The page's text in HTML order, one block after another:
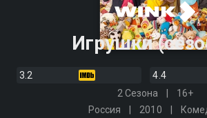
Игрушки
3.2
4.4
2 Сезона
16+
Россия
2010